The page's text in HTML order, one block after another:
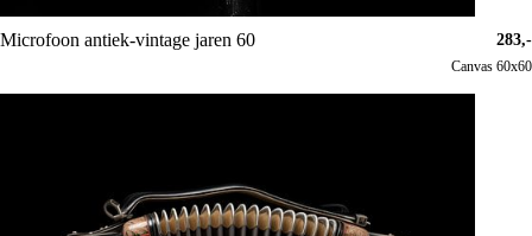
Microfoon antiek-vintage jaren 60 283,-
Canvas 60x60